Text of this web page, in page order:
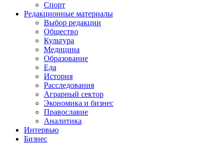
Спорт
Редакционные материалы
Выбор редакции
Общество
Культура
Медицина
Образование
Еда
История
Расследования
Аграрный сектор
Экономика и бизнес
Православие
Аналитика
Интервью
Бизнес